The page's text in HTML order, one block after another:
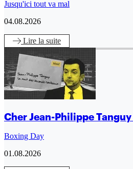
Jusqu'ici tout va mal
04.08.2026
Lire la suite
Cher Jean-Philippe
Boxing Day
01.08.2026